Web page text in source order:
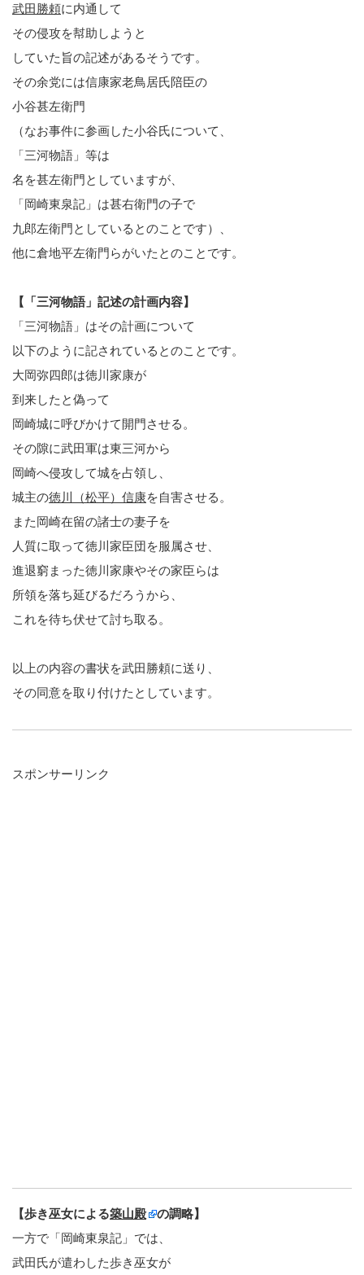
武田勝頼に内通して
その侵攻を幇助しようと
していた旨の記述があるそうです。
その余党には信康家老鳥居氏陪臣の
小谷甚左衛門
（なお事件に参画した小谷氏について、
「三河物語」等は
名を甚左衛門としていますが、
「岡崎東泉記」は甚右衛門の子で
九郎左衛門としているとのことです）、
他に倉地平左衛門らがいたとのことです。
【「三河物語」記述の計画内容】
「三河物語」はその計画について
以下のように記されているとのことです。
大岡弥四郎は徳川家康が
到来したと偽って
岡崎城に呼びかけて開門させる。
その隙に武田軍は東三河から
岡崎へ侵攻して城を占領し、
城主の徳川（松平）信康を自害させる。
また岡崎在留の諸士の妻子を
人質に取って徳川家臣団を服属させ、
進退窮まった徳川家康やその家臣らは
所領を落ち延びるだろうから、
これを待ち伏せて討ち取る。
以上の内容の書状を武田勝頼に送り、
その同意を取り付けたとしています。
スポンサーリンク
【歩き巫女による築山殿
の調略】
一方で「岡崎東泉記」では、
武田氏が遣わした歩き巫女が